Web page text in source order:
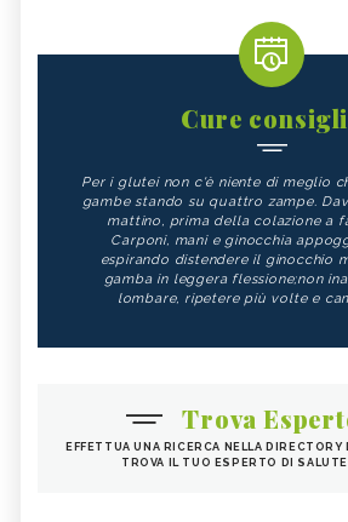
Cure
Per i glutei non c'è niente di meglio
gambe stando su quattro zampe.
mattino, prima della colazione a
Carponi, mani e ginocchia
espirando distendere il ginocchio
gamba in leggera flessione;non
lombare, ripetere più volte e
Trova
EFFETTUA UNA RICERCA NELLA DIRECTORY
TROVA IL TUO ESPERTO DI SALUTE